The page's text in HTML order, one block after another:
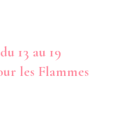
13 au 19
les Flammes